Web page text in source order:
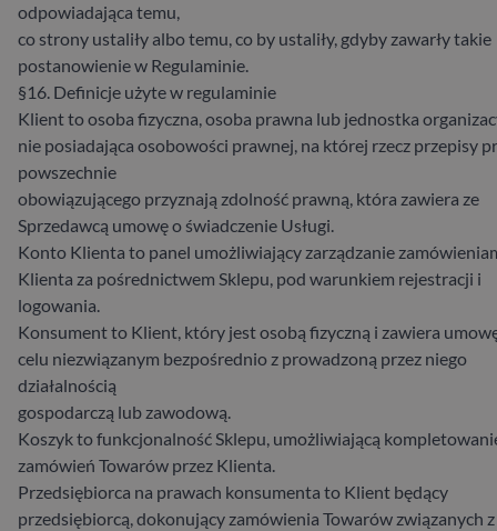
odpowiadająca temu,
co strony ustaliły albo temu, co by ustaliły, gdyby zawarły takie
postanowienie w Regulaminie.
§16. Definicje użyte w regulaminie
Klient to osoba fizyczna, osoba prawna lub jednostka
nie posiadająca osobowości prawnej, na której rzecz przepisy
powszechnie
obowiązującego przyznają zdolność prawną, która zawiera ze
Sprzedawcą umowę o świadczenie Usługi.
Konto Klienta to panel umożliwiający zarządzanie
Klienta za pośrednictwem Sklepu, pod warunkiem rejestracji i
logowania.
Konsument to Klient, który jest osobą fizyczną i zawiera
celu niezwiązanym bezpośrednio z prowadzoną przez niego
działalnością
gospodarczą lub zawodową.
Koszyk to funkcjonalność Sklepu, umożliwiającą
zamówień Towarów przez Klienta.
Przedsiębiorca na prawach konsumenta to Klient będący
przedsiębiorcą, dokonujący zamówienia Towarów związanych z